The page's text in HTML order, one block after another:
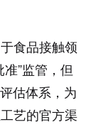
食品接触领
”监管，但
估体系，为
艺的官方渠